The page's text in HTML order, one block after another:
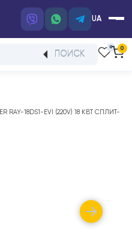
UA
ПОИСК
RAY-18DS1-EVI (220V) 18 КВТ